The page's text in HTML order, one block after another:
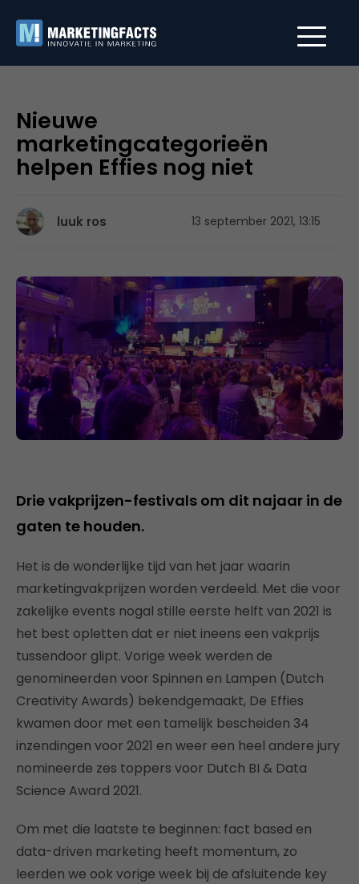
Nieuwe
marketingcategorieën
helpen Effies nog niet
luuk ros 13 september 2021, 13:15
Drie vakprijzen-festivals om dit najaar in de
gaten te houden.
Het is de wonderlijke tijd van het jaar waarin
marketingvakprijzen worden verdeeld. Met die voor
zakelijke events nogal stille eerste helft van 2021 is
het best opletten dat er niet ineens een vakprijs
tussendoor glipt. Vorige week werden de
genomineerden voor Spinnen en Lampen (Dutch
Creativity Awards) bekendgemaakt, De Effies
kwamen door met een tamelijk bescheiden 34
inzendingen voor 2021 en weer een heel andere jury
nomineerde zes toppers voor Dutch BI & Data
Science Award 2021.
Om met die laatste te beginnen: fact based en
data-driven marketing heeft momentum, zo
leerden we ook vorige week bij de afsluitende key